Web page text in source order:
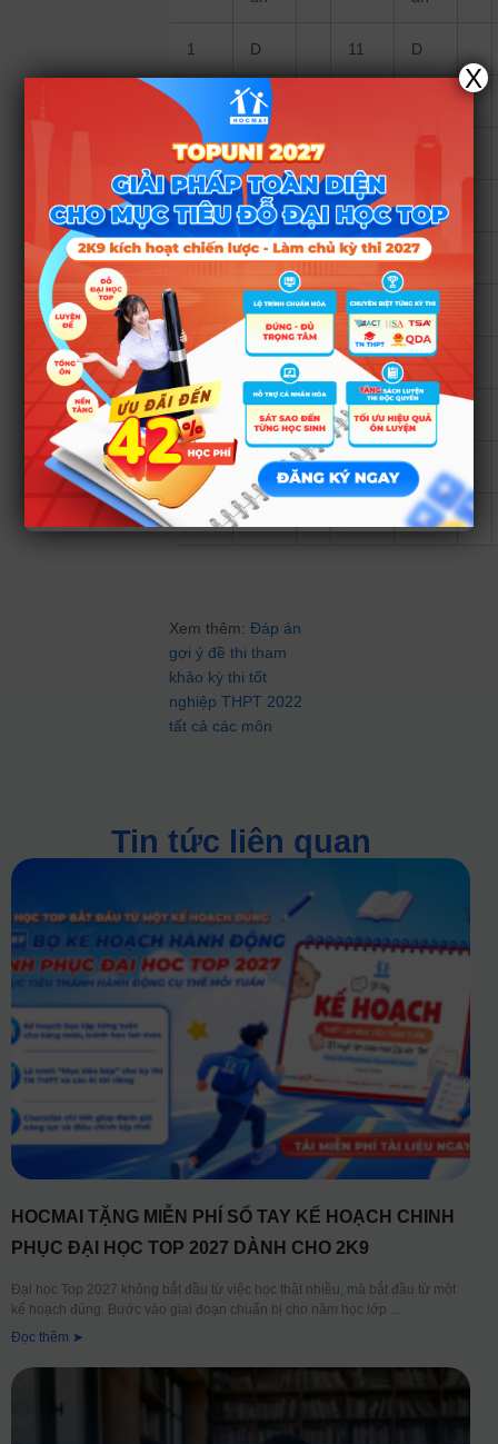
1 D 11 D
B
3 A
4 D 14 A
5 C 15 B
B 16 D
7 C 17 C
8 D 18 D
9 D 19 C
D
Xem thêm:Đáp án
gợi ý đề thi tham
khảo kỳ thi tốt
nghiệp THPT 2022
tất cả các môn
Tin tức liên quan
HOCMAI TẶNG MIỄN PHÍ SỔ TAY KẾ HOẠCH CHINH
PHỤC ĐẠI HỌC TOP 2027 DÀNH CHO 2K9
Đại học Top 2027 không bắt đầu từ việc học thật nhiều, mà bắt đầu từ một
kế hoạch đúng. Bước vào giai đoạn chuẩn bị cho năm học lớp
Đọc thêm ➤
X